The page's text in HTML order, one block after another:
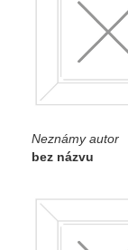
Neznámy autor
bez názvu